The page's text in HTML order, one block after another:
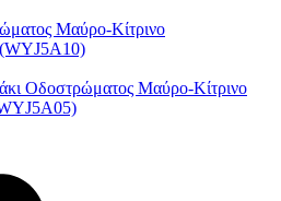
Μαύρο-Κίτρινο